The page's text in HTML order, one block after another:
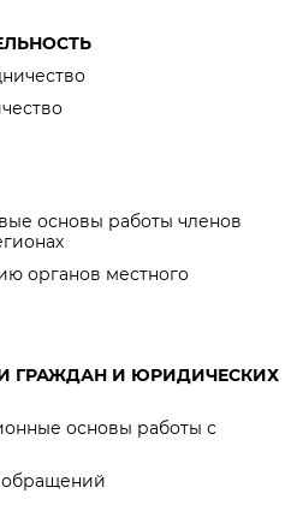
основы работы членов
органов местного
ГРАЖДАН И ЮРИДИЧЕСКИХ
основы работы с
обращений